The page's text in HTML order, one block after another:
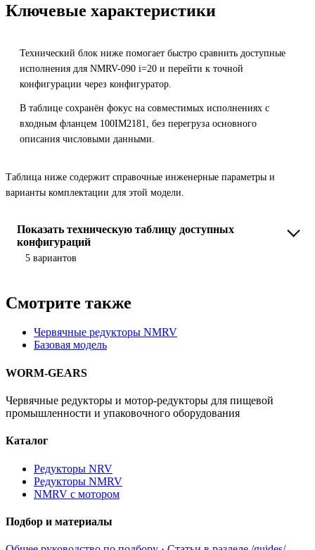
Ключевые характеристики
Технический блок ниже помогает быстро сравнить доступные
исполнения для NMRV-090 i=20 и перейти к точной
конфигурации через конфигуратор.
В таблице сохранён фокус на совместимых исполнениях с
входным фланцем 100IM2181, без перегруза основного
описания числовыми данными.
Таблица ниже содержит справочные инженерные параметры и
варианты комплектации для этой модели.
Показать техническую таблицу доступных
конфигураций
5 вариантов
Смотрите также
Червячные редукторы NMRV
Базовая модель
WORM-GEARS
Червячные редукторы и мотор-редукторы для пищевой
промышленности и упаковочного оборудования
Каталог
Редукторы NRV
Редукторы NMRV
NMRV с мотором
Подбор и материалы